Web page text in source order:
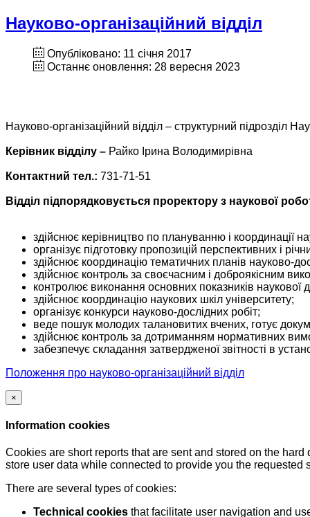
Науково-організаційний відділ
Опубліковано: 11 січня 2017
Останнє оновлення: 28 вересня 2023
Науково-організаційний відділ – структурний підрозділ
Керівник відділу – Райко Ірина Володимирівна
Контактний тел.: 731-71-51
Відділ підпорядковується проректору з наукової
здійснює керівництво по плануванню і координації
організує підготовку пропозицій перспективних і
здійснює координацію тематичних планів науково-
здійснює контроль за своєчасним і доброякісним
контролює виконання основних показників наукової
здійснює координацію наукових шкіл університету;
організує конкурси науково-дослідних робіт;
веде пошук молодих талановитих вчених, готує
здійснює контроль за дотриманням нормативних
забезпечує складання затвердженої звітності в
Положення про науково-організаційний відділ
×
Information cookies
Cookies are short reports that are sent and stored on the
store user data while connected to provide you the
There are several types of cookies:
Technical cookies that facilitate user navigation and